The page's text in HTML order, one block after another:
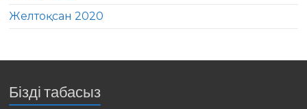
Желтоқсан 2020
Бізді табасыз